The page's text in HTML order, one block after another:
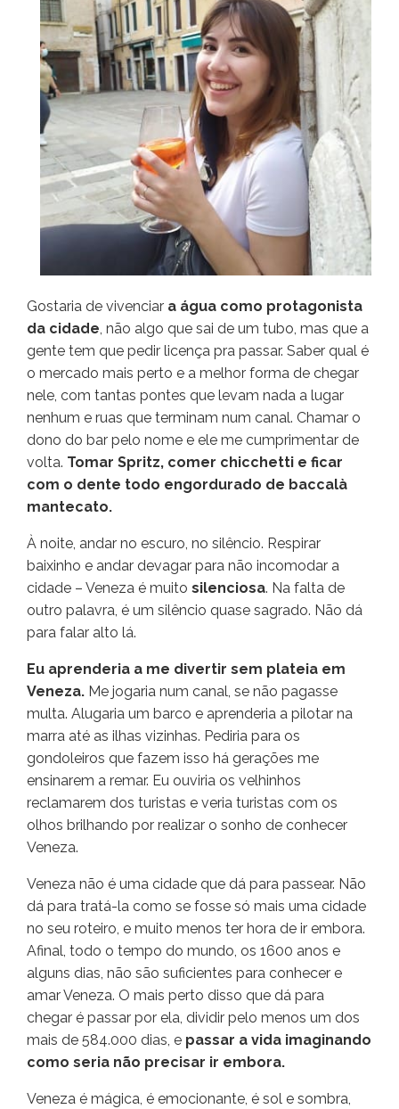
Gostaria de vivenciar a água como protagonista
da cidade, não algo que sai de um tubo, mas que a
gente tem que pedir licença pra passar. Saber qual é
o mercado mais perto e a melhor forma de chegar
nele, com tantas pontes que levam nada a lugar
nenhum e ruas que terminam num canal. Chamar o
dono do bar pelo nome e ele me cumprimentar de
volta. Tomar Spritz, comer chicchetti e ficar
com o dente todo engordurado de baccalà
mantecato.
À noite, andar no escuro, no silêncio. Respirar
baixinho e andar devagar para não incomodar a
cidade – Veneza é muito silenciosa. Na falta de
outro palavra, é um silêncio quase sagrado. Não dá
para falar alto lá.
Eu aprenderia a me divertir sem plateia em
Veneza. Me jogaria num canal, se não pagasse
multa. Alugaria um barco e aprenderia a pilotar na
marra até as ilhas vizinhas. Pediria para os
gondoleiros que fazem isso há gerações me
ensinarem a remar. Eu ouviria os velhinhos
reclamarem dos turistas e veria turistas com os
olhos brilhando por realizar o sonho de conhecer
Veneza.
Veneza não é uma cidade que dá para passear. Não
dá para tratá-la como se fosse só mais uma cidade
no seu roteiro, e muito menos ter hora de ir embora.
Afinal, todo o tempo do mundo, os 1600 anos e
alguns dias, não são suficientes para conhecer e
amar Veneza. O mais perto disso que dá para
chegar é passar por ela, dividir pelo menos um dos
mais de 584.000 dias, e passar a vida imaginando
como seria não precisar ir embora.
Veneza é mágica, é emocionante, é sol e sombra,